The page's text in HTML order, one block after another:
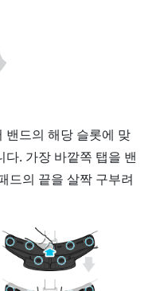
밴드의 해당 슬롯에 맞
. 가장 바깥쪽 탭을 밴
드의 끝을 살짝 구부려